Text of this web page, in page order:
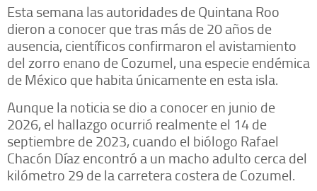
Esta semana las autoridades de Quintana Roo
dieron a conocer que tras más de 20 años de
ausencia, científicos confirmaron el avistamiento
del zorro enano de Cozumel, una especie endémica
de México que habita únicamente en esta isla.
Aunque la noticia se dio a conocer en junio de
2026, el hallazgo ocurrió realmente el 14 de
septiembre de 2023, cuando el biólogo Rafael
Chacón Díaz encontró a un macho adulto cerca del
kilómetro 29 de la carretera costera de Cozumel.